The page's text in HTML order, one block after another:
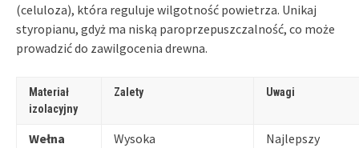
(celuloza), która reguluje wilgotność powietrza. Unikaj
styropianu, gdyż ma niską paroprzepuszczalność, co może
prowadzić do zawilgocenia drewna.
Materiał
izolacyjny
Zalety Uwagi
Wełna
Wysoka
Najlepszy